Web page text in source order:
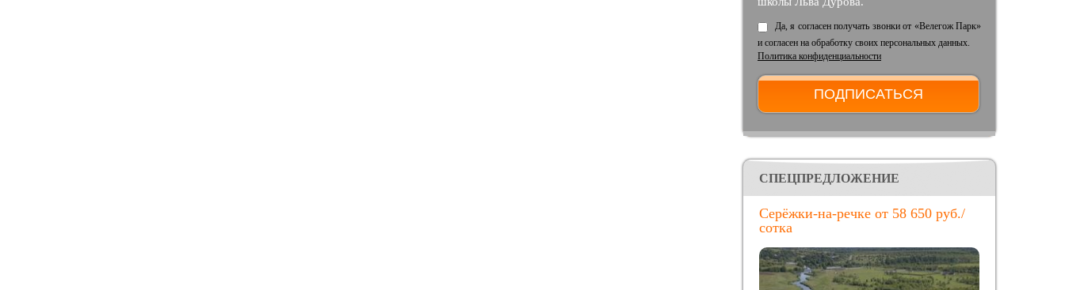
Да, я согласен получать звонки от «Велегож Парк»
и согласен на обработку своих персональных данных.
Политика конфиденциальности
CПЕЦПРЕДЛОЖЕНИЕ
Серёжки-на-речке от 58 650 руб./
сотка